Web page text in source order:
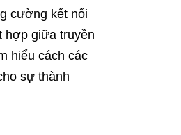
cường kết nối
hợp giữa truyền
hiểu cách các
sự thành